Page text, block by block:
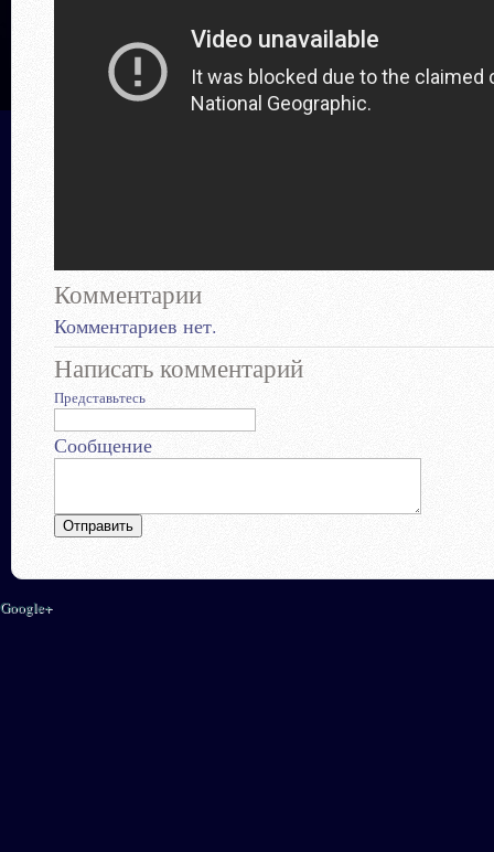
Комментарии
Комментариев нет.
Написать комментарий
Представьтесь
Сообщение
Google+